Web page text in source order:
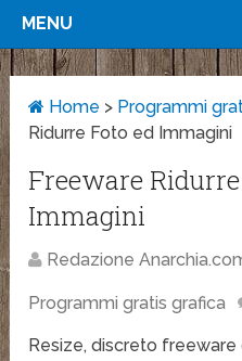
MENU
Home > Programmi
Ridurre Foto ed Immagini
Freeware
Immagini
Redazione
Programmi gratis grafica
Resize, discreto